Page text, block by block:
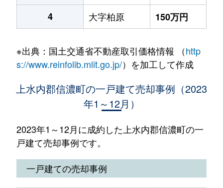
4
大字柏原 150万円
※出典：国土交通省不動産取引価格情報 （http
s://www.reinfolib.mlit.go.jp/）を加工して作成
上水内郡信濃町の一戸建て売却事例（2023
年1～12月）
2023年1～12月に成約した上水内郡信濃町の一
戸建て売却事例です。
一戸建ての売却事例